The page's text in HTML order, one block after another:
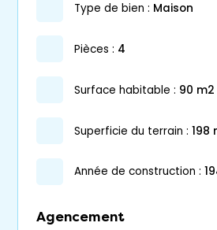
type de bien : maison
pièces : 4
surface habitable : 90 m2
superficie du terrain : 198
année de construction :
Agencement